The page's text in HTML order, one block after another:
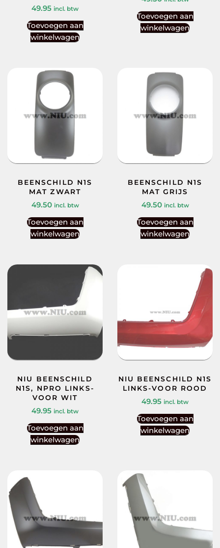
49.95 incl. btw
Toevoegen aan
winkelwagen
Toevoegen aan
winkelwagen
BEENSCHILD N1S
MAT ZWART
49.50 incl. btw
Toevoegen aan
winkelwagen
BEENSCHILD N1S
MAT GRIJS
49.50 incl. btw
Toevoegen aan
winkelwagen
NIU BEENSCHILD
N1S, NPRO LINKS-
VOOR WIT
49.95 incl. btw
Toevoegen aan
winkelwagen
NIU BEENSCHILD N1S
LINKS-VOOR ROOD
49.95 incl. btw
Toevoegen aan
winkelwagen